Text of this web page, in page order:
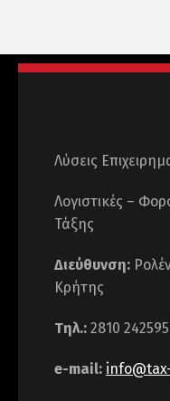
Λύσεις
Λογιστικές –
Τάξης
Διεύθυνση:
Κρήτης
Τηλ.: 2810
e-mail: